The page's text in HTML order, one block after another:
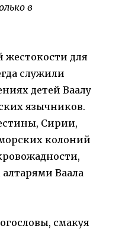
в
жестокости для
служили
детей Ваалу
язычников.
Сирии,
колоний
Ваала
смакуя